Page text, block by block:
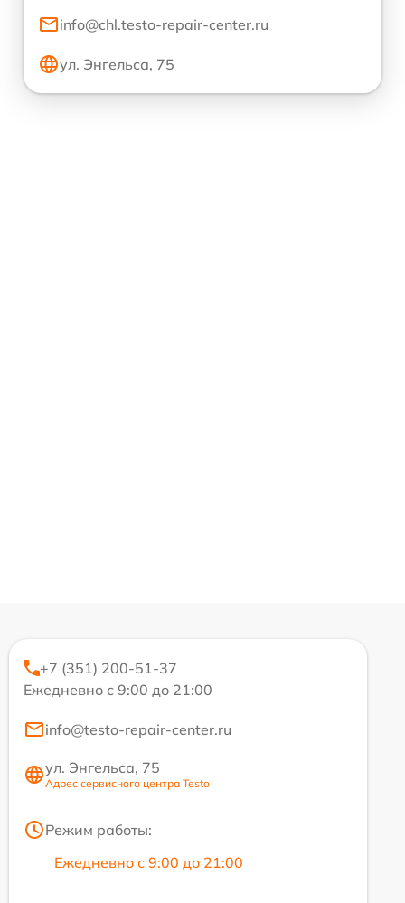
info@chl.testo-repair-center.ru
ул. Энгельса, 75
+7 (351) 200-51-37
Ежедневно с 9:00 до 21:00
info@testo-repair-center.ru
ул. Энгельса, 75
Адрес сервисного центра Testo
Режим работы:
Ежедневно с 9:00 до 21:00